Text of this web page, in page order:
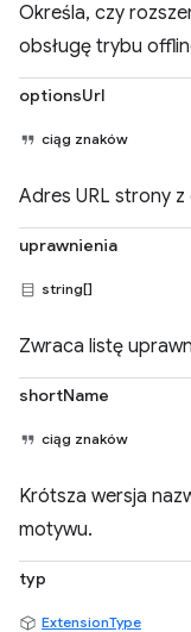
Określa, czy
obsługę trybu
optionsUrl
ciąg znaków
Adres URL strony
uprawnienia
string[]
Zwraca listę
shortName
ciąg znaków
Krótsza wersja
motywu.
typ
ExtensionType